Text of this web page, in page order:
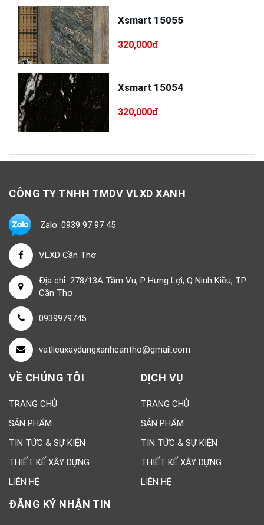
Xsmart 15055
320,000đ
Xsmart 15054
320,000đ
CÔNG TY TNHH TMDV VLXD XANH
Zalo: 0939 97 97 45
VLXD Cần Thơ
Địa chỉ: 278/13A Tầm Vu, P Hưng Lợi, Q Ninh Kiều, TP
Cần Thơ
0939979745
vatlieuxaydungxanhcantho@gmail.com
VỀ CHÚNG TÔI
TRANG CHỦ
SẢN PHẨM
TIN TỨC & SỰ KIỆN
THIẾT KẾ XÂY DỰNG
LIÊN HỆ
DỊCH VỤ
TRANG CHỦ
SẢN PHẨM
TIN TỨC & SỰ KIỆN
THIẾT KẾ XÂY DỰNG
LIÊN HỆ
ĐĂNG KÝ NHẬN TIN